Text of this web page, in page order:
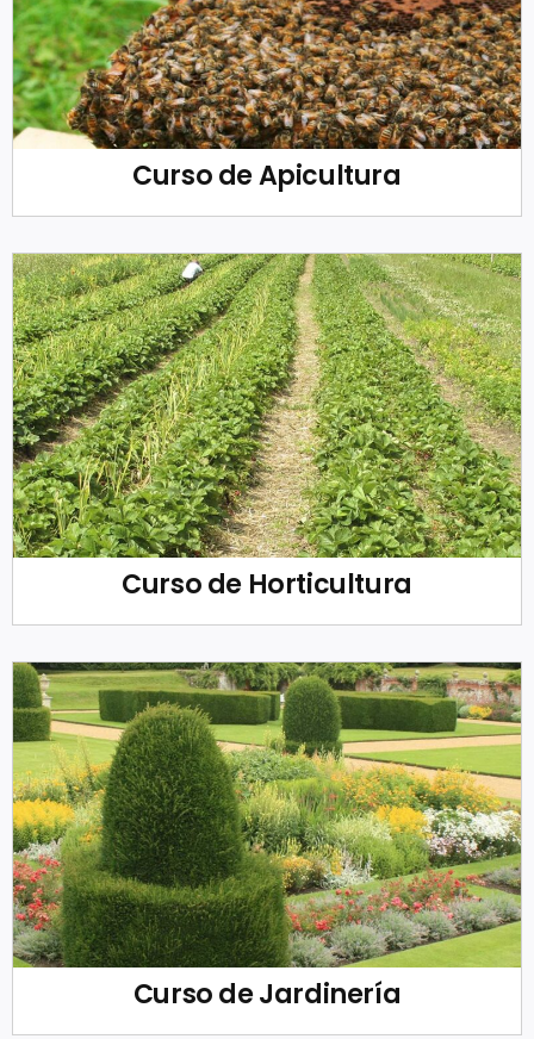
Curso de Apicultura
Curso de Horticultura
Curso de Jardinería